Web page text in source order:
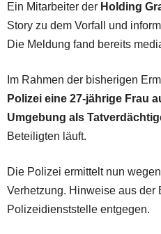
Ein Mitarbeiter der Holding
Story zu dem Vorfall und
Die Meldung fand bereits
Im Rahmen der bisherigen
Polizei eine 27-jährige Frau
Umgebung als
Beteiligten läuft.
Die Polizei ermittelt nun
Verhetzung. Hinweise aus der
Polizeidienststelle entgegen.